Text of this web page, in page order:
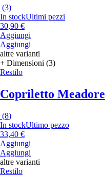
(3)
In stockUltimi pezzi
30,90 €
Aggiungi
Aggiungi
altre varianti
+ Dimensioni (3)
Restilo
Copriletto Meadore
(8)
In stockUltimo pezzo
33,40 €
Aggiungi
Aggiungi
altre varianti
Restilo